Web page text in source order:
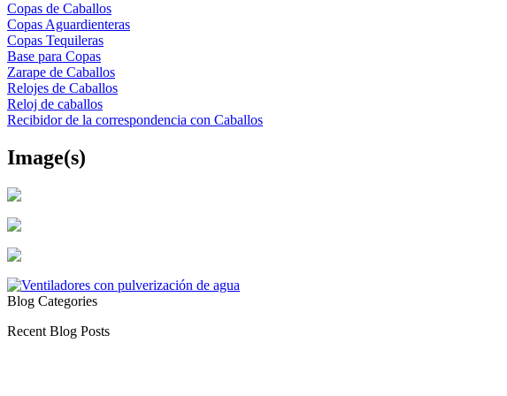
Copas de Caballos
Copas Aguardienteras
Copas Tequileras
Base para Copas
Zarape de Caballos
Relojes de Caballos
Reloj de caballos
Recibidor de la correspondencia con Caballos
Image(s)
Blog Categories
Recent Blog Posts